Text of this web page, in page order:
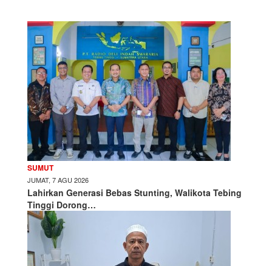
SUMUT
JUMAT, 7 AGU 2026
Lahirkan Generasi Bebas Stunting, Walikota Tebing
Tinggi Dorong…